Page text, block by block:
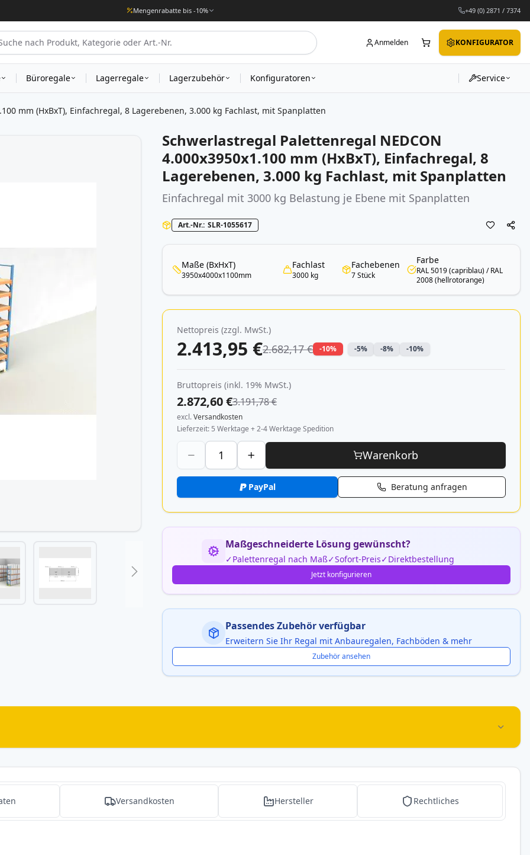
Mengenrabatte bis -10% +49 (0) 2871 / 7374
Anmelden KONFIGURATOR
Büroregale Lagerregale Lagerzubehör Konfiguratoren Service
mm (HxBxT), Einfachregal, 8 Lagerebenen, 3.000 kg Fachlast, mit Spanplatten
Schwerlastregal Palettenregal NEDCON
4.000x3950x1.100 mm (HxBxT), Einfachregal, 8
Lagerebenen, 3.000 kg Fachlast, mit Spanplatten
Einfachregal mit 3000 kg Belastung je Ebene mit Spanplatten
Art.-Nr. SLR-1055617
Maße (BxHxT)
3950x4000x1100mm
Fachlast
3000 kg
Fachebenen
7 Stück
Farbe
RAL 5019 (capriblau) / RAL
2008 (hellrotorange)
Nettopreis (zzgl. MwSt.)
2.413,95 €2.682,17 € -10% -5% -8% -10%
Bruttopreis (inkl. 19% MwSt.)
2.872,60 €3.191,78 €
excl.Versandkosten
Lieferzeit 5 Werktage + 2-4 Werktage Spedition
Warenkorb
PayPal Beratung anfragen
Maßgeschneiderte Lösung gewünscht?
Palettenregal nach Maß Sofort-Preis Direktbestellung
Jetzt konfigurieren
Passendes Zubehör verfügbar
Erweitern Sie Ihr Regal mit Anbauregalen, Fachböden & mehr
Zubehör ansehen
Versandkosten Hersteller Rechtliches